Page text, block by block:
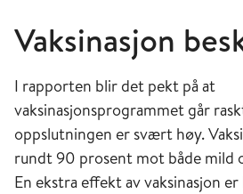
Vaksinasjon
I rapporten blir det pekt på at
vaksinasjonsprogrammet går
oppslutningen er svært høy.
rundt 90 prosent mot både mild
En ekstra effekt av vaksinasjon